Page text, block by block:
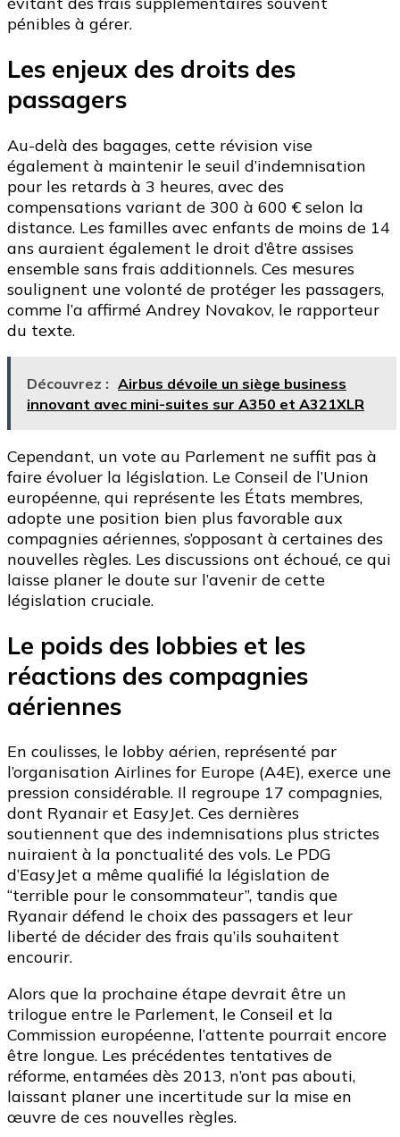
pénibles à gérer.
Les enjeux des droits des
passagers
Au-delà des bagages, cette révision vise
également à maintenir le seuil d’indemnisation
pour les retards à 3 heures, avec des
compensations variant de 300 à 600 € selon la
distance. Les familles avec enfants de moins de 14
ans auraient également le droit d’être assises
ensemble sans frais additionnels. Ces mesures
soulignent une volonté de protéger les passagers,
comme l’a affirmé Andrey Novakov, le rapporteur
du texte.
Découvrez : Airbus dévoile un siège business
innovant avec mini-suites sur A350 et A321XLR
Cependant, un vote au Parlement ne suffit pas à
faire évoluer la législation. Le Conseil de l’Union
européenne, qui représente les États membres,
adopte une position bien plus favorable aux
compagnies aériennes, s’opposant à certaines des
nouvelles règles. Les discussions ont échoué, ce qui
laisse planer le doute sur l’avenir de cette
législation cruciale.
Le poids des lobbies et les
réactions des compagnies
aériennes
En coulisses, le lobby aérien, représenté par
l’organisation Airlines for Europe (A4E), exerce une
pression considérable. Il regroupe 17 compagnies,
dont Ryanair et EasyJet. Ces dernières
soutiennent que des indemnisations plus strictes
nuiraient à la ponctualité des vols. Le PDG
d’EasyJet a même qualifié la législation de
“terrible pour le consommateur”, tandis que
Ryanair défend le choix des passagers et leur
liberté de décider des frais qu’ils souhaitent
encourir.
Alors que la prochaine étape devrait être un
trilogue entre le Parlement, le Conseil et la
Commission européenne, l’attente pourrait encore
être longue. Les précédentes tentatives de
réforme, entamées dès 2013, n’ont pas abouti,
laissant planer une incertitude sur la mise en
œuvre de ces nouvelles règles.